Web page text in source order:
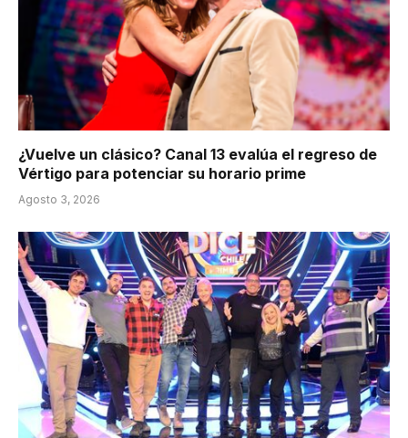
¿Vuelve un clásico? Canal 13 evalúa el regreso de
Vértigo para potenciar su horario prime
Agosto 3, 2026